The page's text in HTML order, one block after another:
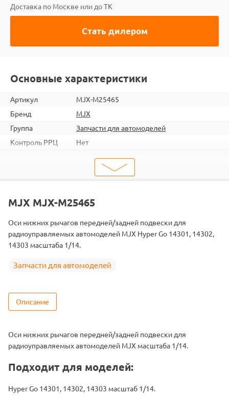
Доставка по Москве или до ТК
Стать дилером
Основные характеристики
Артикул
MJX-M25465
Бренд
MJX
Группа
Запчасти для автомоделей
Контроль РРЦ
Нет
2000000272740
Запчасти для автомоделей
Подходит
MJX-14301 / MJX-14302 / MJX-14303
MJX MJX-M25465
Оси нижних рычагов передней/задней подвески для
радиоуправляемых автомоделей MJX Hyper Go 14301, 14302,
14303 масштаба 1/14.
Запчасти для автомоделей
Описание
Оси нижних рычагов передней/задней подвески для
радиоуправляемых автомоделей MJX масштаба 1/14.
Подходит для моделей:
Hyper Go 14301, 14302, 14303 масштаб 1/14.